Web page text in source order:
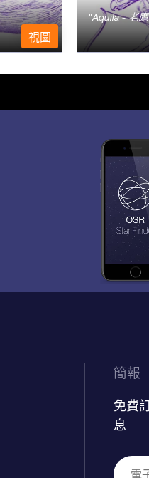
視圖
Aquila - 老鷹
簡報
免費
息